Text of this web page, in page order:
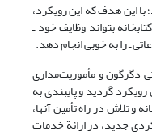
با این هدف که این رویکرد،
بتواند وظایف خود ـ
ـ را به خوبی انجام دهد.
دگرگون و مأموریت‌مداری
گردید و پایبندی به
و تلاش در راه تأمین آنها،
جدید، در ارائة خدمات